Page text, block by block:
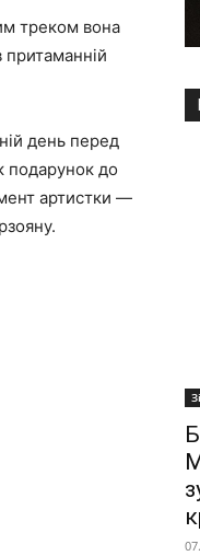
треком вона
притаманній
день перед
подарунок до
артистки —